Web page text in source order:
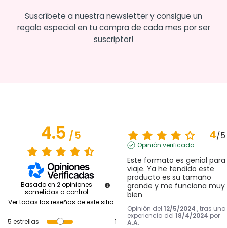
Suscríbete a nuestra newsletter y consigue un
regalo especial en tu compra de cada mes por ser
suscriptor!
4.5/5
Basado en 2 opiniones
sometidas a control
Ver todas las reseñas de este sitio
5 estrellas
1
4/5
Opinión verificada
Este formato es genial para
viaje. Ya he tendido este
producto es su tamaño
grande y me funciona muy
bien
Opinión del 12/5/2024 , tras una
experiencia del 18/4/2024 por
A.A.